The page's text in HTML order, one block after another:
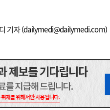
기자 (dailymedi@dailymedi.com)